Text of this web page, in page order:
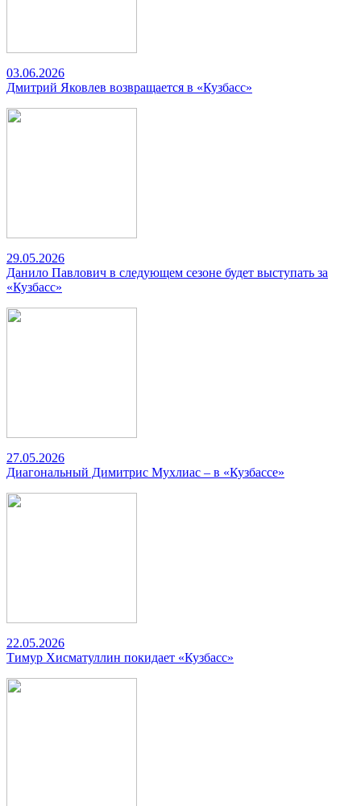
03.06.2026
Дмитрий Яковлев возвращается в «Кузбасс»
29.05.2026
Данило Павлович в следующем сезоне будет выступать за
«Кузбасс»
27.05.2026
Диагональный Димитрис Мухлиас – в «Кузбассе»
22.05.2026
Тимур Хисматуллин покидает «Кузбасс»